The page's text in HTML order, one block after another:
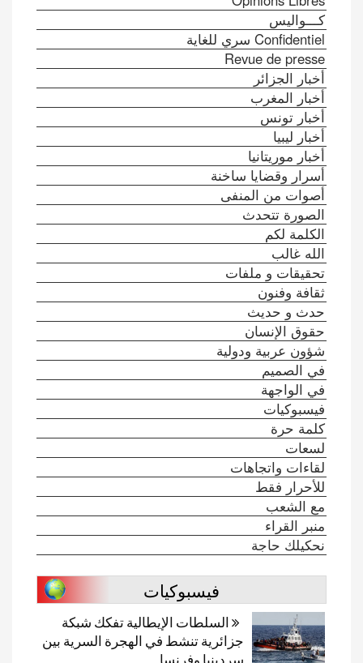
كـــواليس
Confidentiel سري للغاية
Revue de presse
أخبار الجزائر
أخبار المغرب
أخبار تونس
أخبار ليبيا
أخبار موريتانيا
أسرار وقضايا ساخنة
أصوات من المنفى
الصورة تتحدث
الكلمة لكم
الله غالب
تحقيقات و ملفات
ثقافة وفنون
حدث و حديث
حقوق الإنسان
شؤون عربية ودولية
في الصميم
في الواجهة
فيسبوكيات
كلمة حرة
لسعات
لقاءات واتجاهات
للأحرار فقط
مع الشعب
منبر القراء
نحكيلك حاجة
فيسبوكيات
السلطات الإيطالية تفكك شبكة
جزائرية تنشط في الهجرة السرية بين
سردينيا وفرنسا